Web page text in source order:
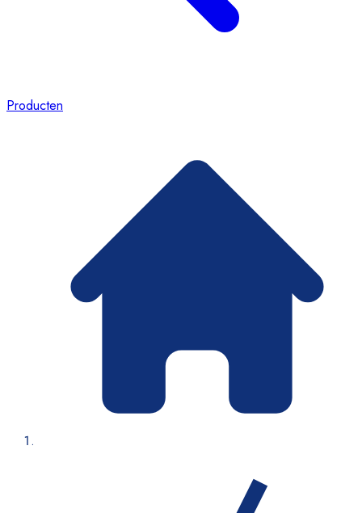
Producten